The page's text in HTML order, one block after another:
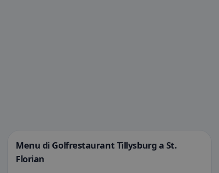
Menu di Golfrestaurant Tillysburg a St.
Florian